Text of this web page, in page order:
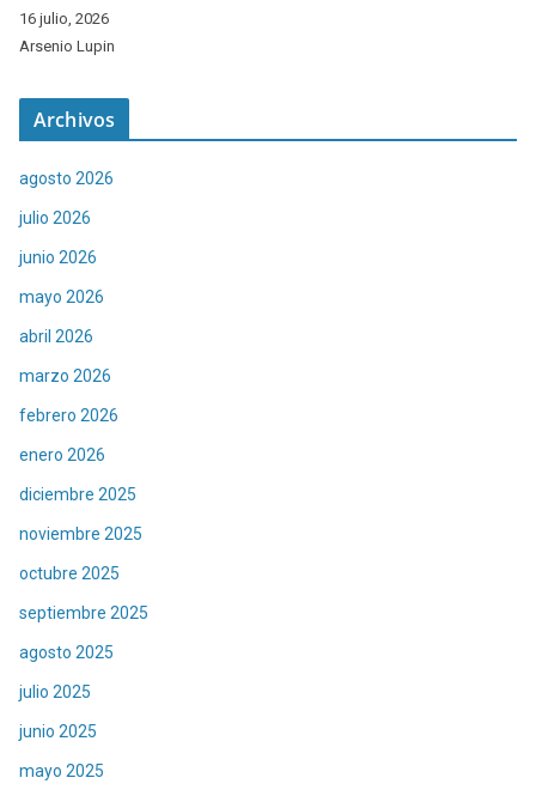
16 julio, 2026
Arsenio Lupin
Archivos
agosto 2026
julio 2026
junio 2026
mayo 2026
abril 2026
marzo 2026
febrero 2026
enero 2026
diciembre 2025
noviembre 2025
octubre 2025
septiembre 2025
agosto 2025
julio 2025
junio 2025
mayo 2025